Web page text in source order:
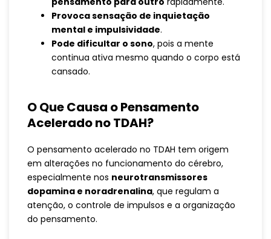
Provoca sensação de inquietação
mental e impulsividade.
Pode dificultar o sono, pois a mente
continua ativa mesmo quando o corpo está
cansado.
O Que Causa o Pensamento
Acelerado no TDAH?
O pensamento acelerado no TDAH tem origem
em alterações no funcionamento do cérebro,
especialmente nos neurotransmissores
dopamina e noradrenalina, que regulam a
atenção, o controle de impulsos e a organização
do pensamento.